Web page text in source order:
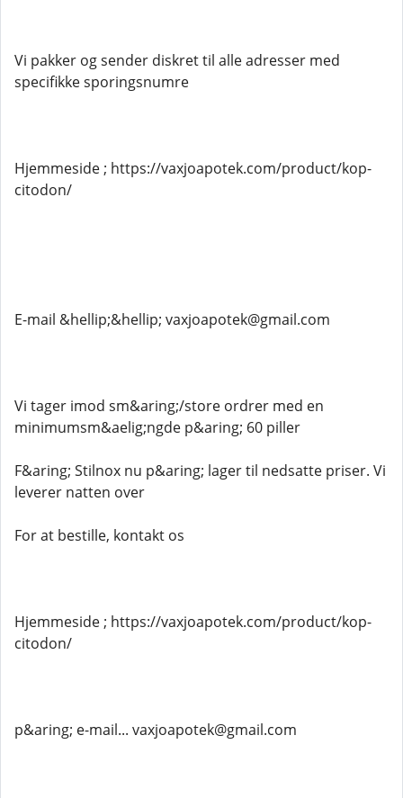
Vi pakker og sender diskret til alle adresser med
specifikke sporingsnumre
Hjemmeside ; https://vaxjoapotek.com/product/kop-
citodon/
E-mail &hellip;&hellip; vaxjoapotek@gmail.com
Vi tager imod sm&aring;/store ordrer med en
minimumsm&aelig;ngde p&aring; 60 piller
F&aring; Stilnox nu p&aring; lager til nedsatte priser. Vi
leverer natten over
For at bestille, kontakt os
Hjemmeside ; https://vaxjoapotek.com/product/kop-
citodon/
p&aring; e-mail... vaxjoapotek@gmail.com